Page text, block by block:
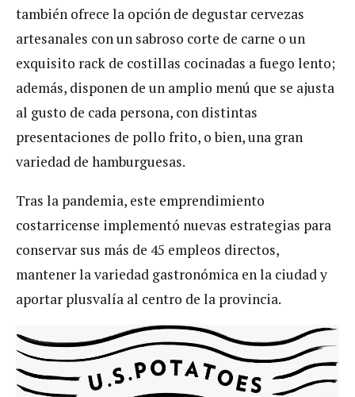
también ofrece la opción de degustar cervezas
artesanales con un sabroso corte de carne o un
exquisito rack de costillas cocinadas a fuego lento;
además, disponen de un amplio menú que se ajusta
al gusto de cada persona, con distintas
presentaciones de pollo frito, o bien, una gran
variedad de hamburguesas.
Tras la pandemia, este emprendimiento
costarricense implementó nuevas estrategias para
conservar sus más de 45 empleos directos,
mantener la variedad gastronómica en la ciudad y
aportar plusvalía al centro de la provincia.